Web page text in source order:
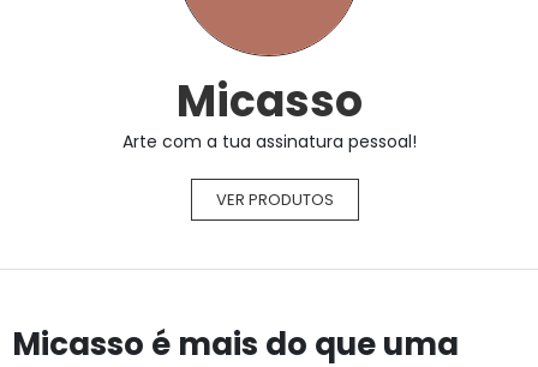
Micasso
Arte com a tua assinatura pessoal!
VER PRODUTOS
Micasso é mais do que uma